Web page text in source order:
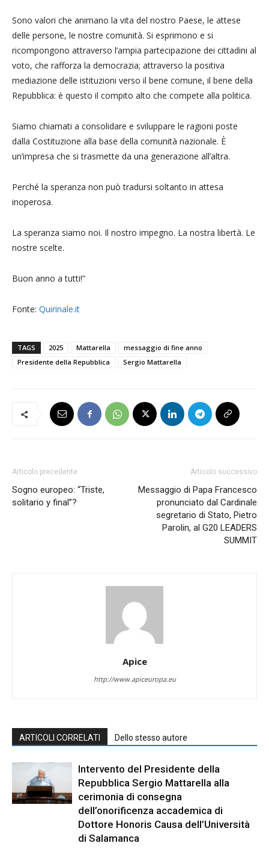
Sono valori che animano la vita del nostro Paese, le attese
delle persone, le nostre comunità. Si esprimono e si
ricompongono attraverso l’ampia partecipazione dei cittadini al
voto, che rafforza la democrazia; attraverso la positiva
mediazione delle istituzioni verso il bene comune, il bene della
Repubblica: è questo il compito alto che compete alla politica.
Siamo chiamati a consolidare e sviluppare le ragioni poste
dalla Costituzione alla base della comunità nazionale. È
un’impresa che si trasmette da una generazione all’altra.
Perché la speranza non può tradursi soltanto in attesa
inoperosa.
La speranza siamo noi. Il nostro impegno. La nostra libertà. Le
nostre scelte.
Buon anno a tutti!”
Fonte: Quirinale.it
TAGS 2025 Mattarella
messaggio di fine anno
Presidente della Repubblica
Sergio Mattarella
Articolo precedente
Sogno europeo: “Triste,
solitario y final”?
Articolo successivo
Messaggio di Papa Francesco
pronunciato dal Cardinale
segretario di Stato, Pietro
Parolin, al G20 LEADERS
SUMMIT
Apice
http://www.apiceuropa.eu
ARTICOLI CORRELATI Dello stesso autore
Intervento del Presidente della
Repubblica Sergio Mattarella alla
cerimonia di consegna
dell’onorificenza accademica di
Dottore Honoris Causa dell’Università
di Salamanca